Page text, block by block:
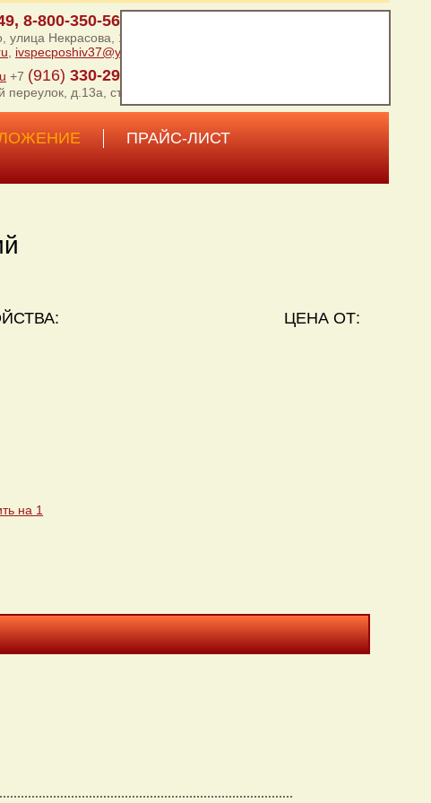
8-800-350-56-37
улица Некрасова, 100.
ivspecposhiv37@ya.ru
+7 (916) 330-29-62
переулок, д.13а, стр. 1
ПРАЙС-ЛИСТ
ЦЕНА ОТ: